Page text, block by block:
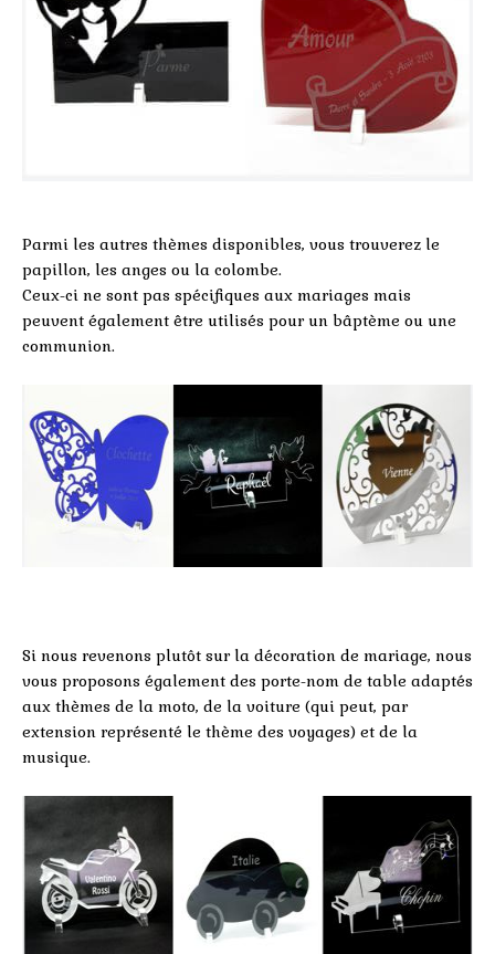
Parmi les autres thèmes disponibles, vous trouverez le
papillon, les anges ou la colombe.
Ceux-ci ne sont pas spécifiques aux mariages mais
peuvent également être utilisés pour un bâptème ou une
communion.
Si nous revenons plutôt sur la décoration de mariage, nous
vous proposons également des porte-nom de table adaptés
aux thèmes de la moto, de la voiture (qui peut, par
extension représenté le thème des voyages) et de la
musique.